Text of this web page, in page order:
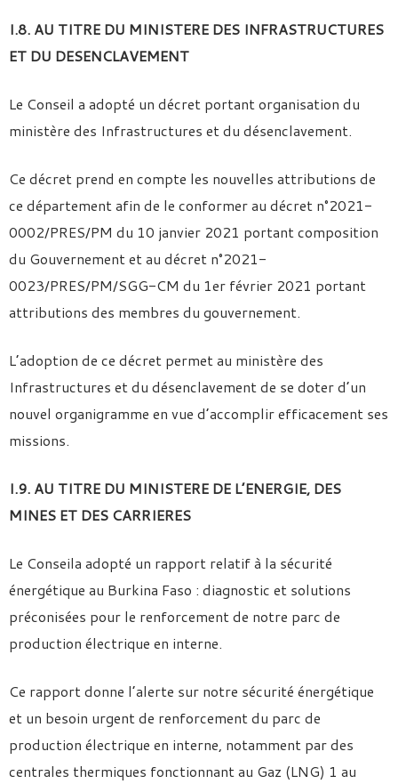
I.8. AU TITRE DU MINISTERE DES INFRASTRUCTURES
ET DU DESENCLAVEMENT
Le Conseil a adopté un décret portant organisation du
ministère des Infrastructures et du désenclavement.
Ce décret prend en compte les nouvelles attributions de
ce département afin de le conformer au décret n°2021-
0002/PRES/PM du 10 janvier 2021 portant composition
du Gouvernement et au décret n°2021-
0023/PRES/PM/SGG-CM du 1er février 2021 portant
attributions des membres du gouvernement.
L’adoption de ce décret permet au ministère des
Infrastructures et du désenclavement de se doter d’un
nouvel organigramme en vue d’accomplir efficacement ses
missions.
I.9. AU TITRE DU MINISTERE DE L’ENERGIE, DES
MINES ET DES CARRIERES
Le Conseila adopté un rapport relatif à la sécurité
énergétique au Burkina Faso : diagnostic et solutions
préconisées pour le renforcement de notre parc de
production électrique en interne.
Ce rapport donne l’alerte sur notre sécurité énergétique
et un besoin urgent de renforcement du parc de
production électrique en interne, notamment par des
centrales thermiques fonctionnant au Gaz (LNG) 1 au